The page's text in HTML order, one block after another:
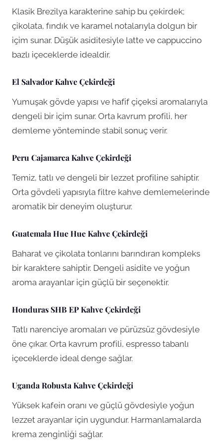
Klasik Brezilya karakterine sahip bu çekirdek;
çikolata, fındık ve karamel notalarıyla dolgun bir
içim sunar. Düşük asiditesiyle latte ve cappuccino
bazlı içeceklerde idealdir.
El Salvador Kahve Çekirdeği
Yumuşak gövde yapısı ve hafif çiçeksi aromalarıyla
dengeli bir içim sunar. Orta kavrum profili, her
demleme yönteminde stabil sonuç verir.
Peru Cajamarca Kahve Çekirdeği
Temiz, tatlı ve dengeli bir lezzet profiline sahiptir.
Orta gövdeli yapısıyla filtre kahve demlemelerinde
aromatik bir deneyim oluşturur.
Guatemala Hue Hue Kahve Çekirdeği
Baharat ve çikolata tonlarını barındıran kompleks
bir karaktere sahiptir. Dengeli asidite ve yoğun
aroma arayanlar için güçlü bir seçenektir.
Honduras SHB EPKahve Çekirdeği
Tatlı narenciye aromaları ve pürüzsüz gövdesiyle
öne çıkar. Orta kavrum profili, espresso tabanlı
içeceklerde ideal denge sağlar.
Uganda Robusta Kahve Çekirdeği
Yüksek kafein oranı ve güçlü gövdesiyle yoğun
lezzet arayanlar için uygundur. Harmanlamalarda
krema zenginliği sağlar.